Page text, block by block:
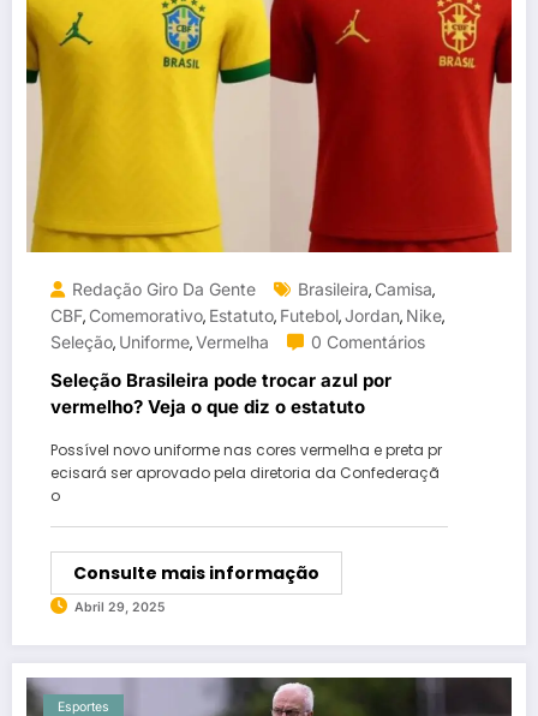
Redação Giro Da Gente Brasileira, Camisa,
CBF, Comemorativo, Estatuto, Futebol,Jordan, Nike,
Seleção, Uniforme,Vermelha 0 Comentários
Seleção Brasileira pode trocar azul por
vermelho? Veja o que diz o estatuto
Possível novo uniforme nas cores vermelha e preta pr
ecisará ser aprovado pela diretoria da Confederaçã
o
Consulte mais informação
Abril 29, 2025
Esportes